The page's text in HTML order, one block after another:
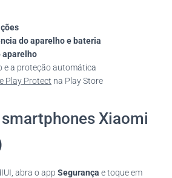
do aparelho e bateria
aparelho
e a proteção automática
Play Protect na Play Store
Xiaomi
abra o app Segurança e toque em